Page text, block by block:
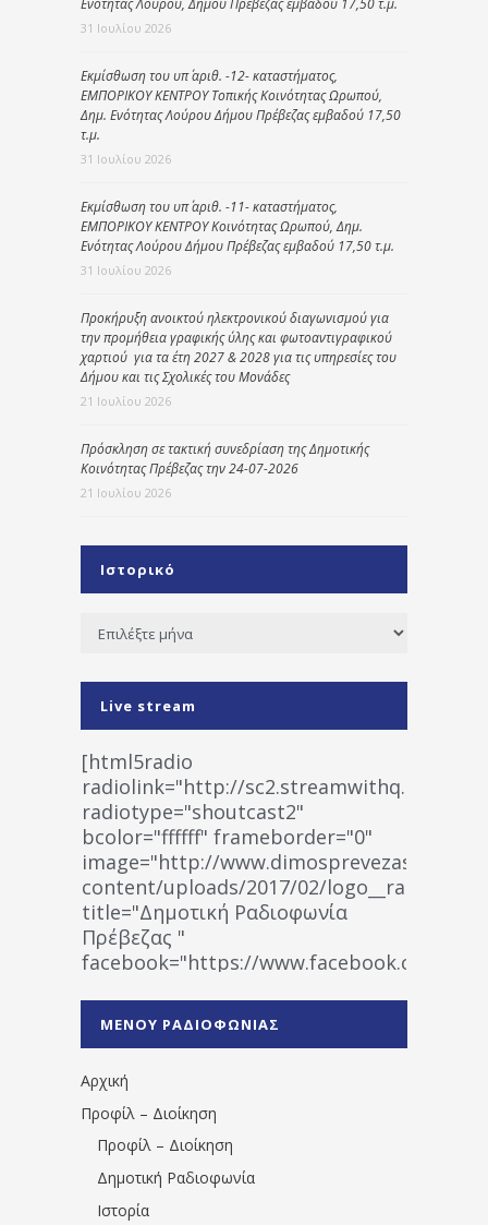
31 Ιουλίου 2026
Εκμίσθωση του υπ΄ αριθ. -12- καταστήματος,
ΕΜΠΟΡΙΚΟΥ ΚΕΝΤΡΟΥ Τοπικής Κοινότητας Ωρωπού,
Δημ. Ενότητας Λούρου Δήμου Πρέβεζας εμβαδού 17,50
τ.μ.
31 Ιουλίου 2026
Εκμίσθωση του υπ΄ αριθ. -11- καταστήματος,
ΕΜΠΟΡΙΚΟΥ ΚΕΝΤΡΟΥ Κοινότητας Ωρωπού, Δημ.
Ενότητας Λούρου Δήμου Πρέβεζας εμβαδού 17,50 τ.μ.
31 Ιουλίου 2026
Προκήρυξη ανοικτού ηλεκτρονικού διαγωνισμού για
την προμήθεια γραφικής ύλης και φωτοαντιγραφικού
χαρτιού για τα έτη 2027 & 2028 για τις υπηρεσίες του
Δήμου και τις Σχολικές του Μονάδες
21 Ιουλίου 2026
Πρόσκληση σε τακτική συνεδρίαση της Δημοτικής
Κοινότητας Πρέβεζας την 24-07-2026
21 Ιουλίου 2026
Ιστορικό
Ιστορικό
Live stream
[html5radio
radiolink="http://
radiotype="shoutcast2"
bcolor="ffffff" frameborder="0"
image="http://www.dimosprevezas.gr/wp-
content/uploads/2017/02/
title="Δημοτική Ραδιοφωνία
Πρέβεζας "
facebook="https://www.facebook.com/
1531194763766854/" artist="" ]
ΜΕΝΟΥ ΡΑΔΙΟΦΩΝΙΑΣ
Αρχική
Προφίλ – Διοίκηση
Προφίλ – Διοίκηση
Δημοτική Ραδιοφωνία
Ιστορία